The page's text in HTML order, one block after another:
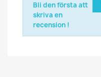
Bli den första att
skriva en
recension !